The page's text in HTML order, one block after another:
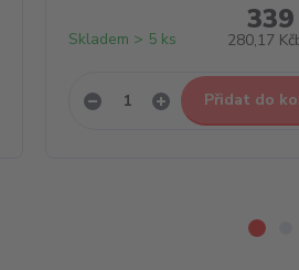
280,17 Kč
Skladem > 5 ks
Přidat do